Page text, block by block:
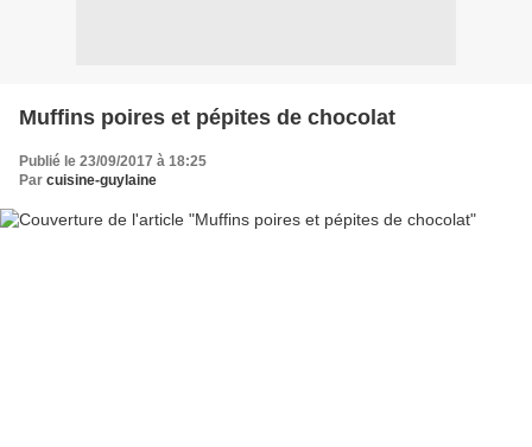
Muffins poires et pépites de chocolat
Publié le 23/09/2017 à 18:25
Par cuisine-guylaine